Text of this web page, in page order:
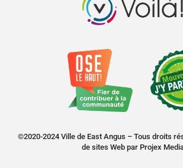
©2020-2024 Ville de East Angus – Tous droits
de sites Webpar Projex